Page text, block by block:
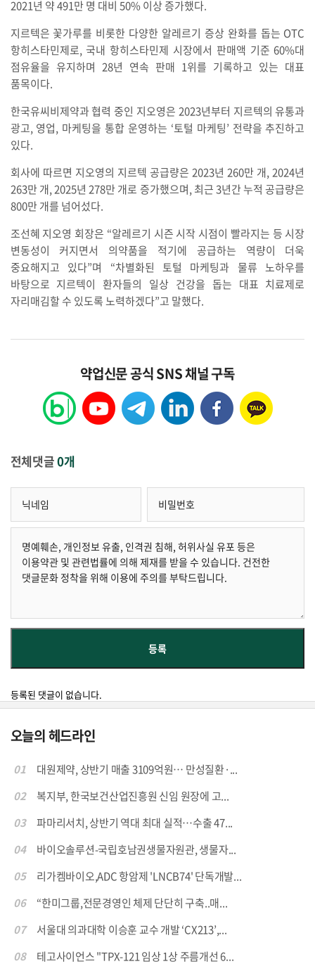
2021년 약 491만 명 대비 50% 이상 증가했다.
지르텍은 꽃가루를 비롯한 다양한 알레르기 증상 완화를 돕는 OTC
항히스타민제로, 국내 항히스타민제 시장에서 판매액 기준 60%대
점유율을 유지하며 28년 연속 판매 1위를 기록하고 있는 대표
품목이다.
한국유씨비제약과 협력 중인 지오영은 2023년부터 지르텍의 유통과
광고, 영업, 마케팅을 통합 운영하는 ‘토털 마케팅’ 전략을 추진하고
있다.
회사에 따르면 지오영의 지르텍 공급량은 2023년 260만 개, 2024년
263만 개, 2025년 278만 개로 증가했으며, 최근 3년간 누적 공급량은
800만 개를 넘어섰다.
조선혜 지오영 회장은 “알레르기 시즌 시작 시점이 빨라지는 등 시장
변동성이 커지면서 의약품을 적기에 공급하는 역량이 더욱
중요해지고 있다”며 “차별화된 토털 마케팅과 물류 노하우를
바탕으로 지르텍이 환자들의 일상 건강을 돕는 대표 치료제로
자리매김할 수 있도록 노력하겠다”고 말했다.
약업신문 공식 SNS 채널 구독
전체댓글0개
등록된 댓글이 없습니다.
오늘의 헤드라인
01
대원제약, 상반기 매출 3109억원… 만성질환·...
02
복지부, 한국보건산업진흥원 신임 원장에 고...
03
파마리서치, 상반기 역대 최대 실적…수출 47...
04
바이오솔루션-국립호남권생물자원관, 생물자...
05
리가켐바이오,ADC 항암제 'LNCB74' 단독개발...
06
“한미그룹,전문경영인 체제 단단히 구축..매...
07
서울대 의과대학 이승훈 교수 개발 ‘CX213’,...
08
테고사이언스 "TPX-121 임상 1상 주름개선 6...